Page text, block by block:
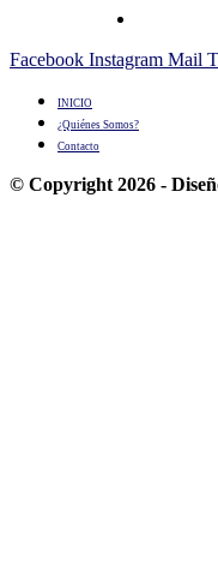
Facebook Instagram Mail
INICIO
¿Quiénes Somos?
Contacto
© Copyright 2026 -